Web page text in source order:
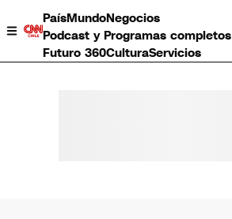
PaísMundoNegocios
Podcast y Programas completos
Futuro 360CulturaServicios